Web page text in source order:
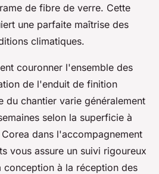
de fibre de verre. Cette
une parfaite maîtrise des
climatiques.
couronner l'ensemble des
de l'enduit de finition
du chantier varie généralement
selon la superficie à
dans l'accompagnement
vous assure un suivi rigoureux
conception à la réception des